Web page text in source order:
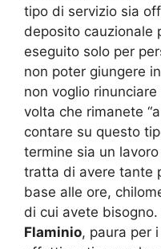
tipo di servizio sia
deposito cauzionale
eseguito solo per
non poter giungere
non voglio
volta che rimanete
contare su questo
termine sia un
tratta di avere tante
base alle ore,
di cui avete bisogno.
Flaminio, paura per